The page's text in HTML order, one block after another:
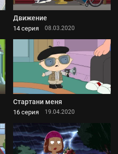
Движение
14 серия 08.03.2020
Стартани меня
16 серия 19.04.2020